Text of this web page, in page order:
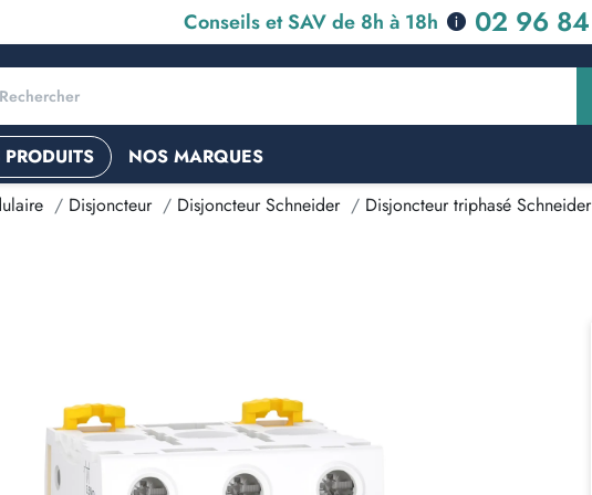
Conseils et SAV de 8h à 18h 02 96
NOS MARQUES
Disjoncteur Disjoncteur Schneider Disjoncteur triphasé Schneider